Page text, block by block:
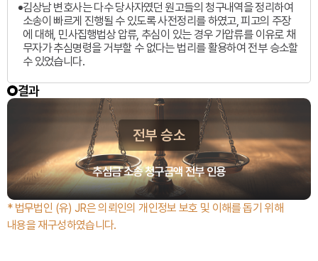
김상남 변호사는 다수 당사자였던 원고들의 청구내역을 정리하여
소송이 빠르게 진행될 수 있도록 사전정리를 하였고, 피고의 주장
에 대해, 민사집행법상 압류, 추심이 있는 경우 가압류를 이유로 채
무자가 추심명령을 거부할 수 없다는 법리를 활용하여 전부 승소할
수 있었습니다.
결과
전부 승소
추심금 소송 청구금액 전부 인용
* 법무법인 (유) JR은 의뢰인의 개인정보 보호 및 이해를 돕기 위해
내용을 재구성하였습니다.